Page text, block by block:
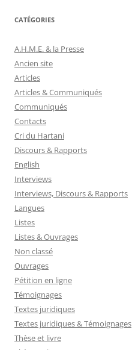
CATÉGORIES
A.H.M.E. & la Presse
Ancien site
Articles
Articles & Communiqués
Communiqués
Contacts
Cri du Hartani
Discours & Rapports
English
Interviews
Interviews, Discours & Rapports
Langues
Listes
Listes & Ouvrages
Non classé
Ouvrages
Pétition en ligne
Témoignages
Textes juridiques
Textes juridiques & Témoignages
Thèse et livre